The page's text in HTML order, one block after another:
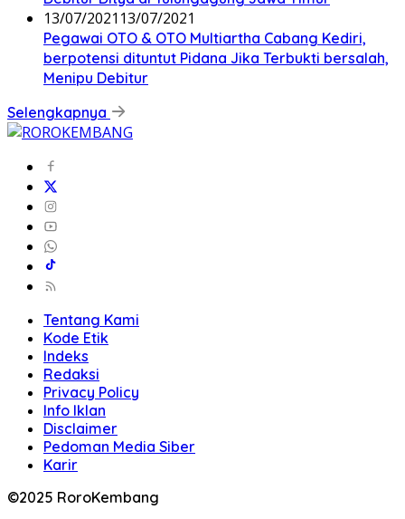
13/07/2021 13/07/2021
Pegawai OTO & OTO Multiartha Cabang Kediri,
berpotensi dituntut Pidana Jika Terbukti bersalah,
Menipu Debitur
Selengkapnya
Tentang Kami
Kode Etik
Indeks
Redaksi
Privacy Policy
Info Iklan
Disclaimer
Pedoman Media Siber
Karir
©2025 RoroKembang